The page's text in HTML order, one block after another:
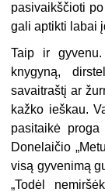
pasivaikščioti
gali aptikti labai
Taip ir
knygyną,
savaitraštį ar
kažko ieškau.
pasitaikė
Donelaičio
visą gyvenimą
„Todėl